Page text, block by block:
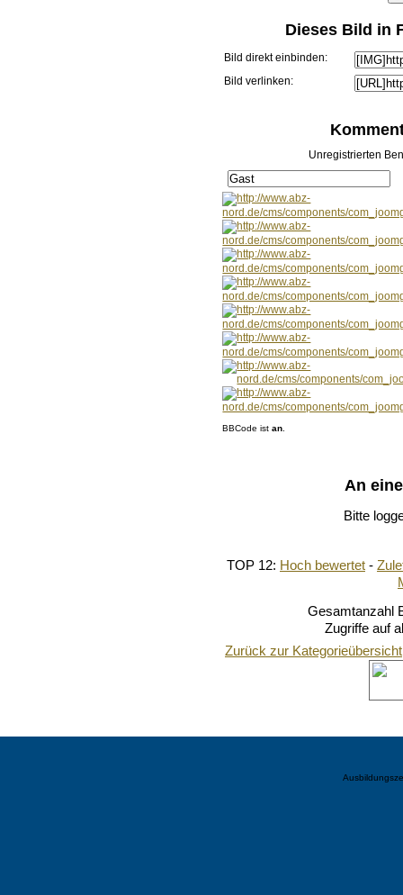
Dieses Bild in
Bild direkt einbinden:
Bild verlinken:
Unregistrierten
BBCode istan
An
Bitte
TOP 12: Hoch bewertet -
Gesamtanzahl
Zugriffe auf
Zurück zur Kategorieübersicht